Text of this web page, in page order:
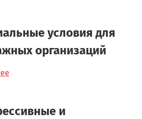
условия для
организаций
и